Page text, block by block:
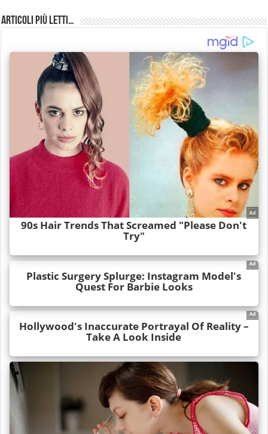
Articoli più Letti…